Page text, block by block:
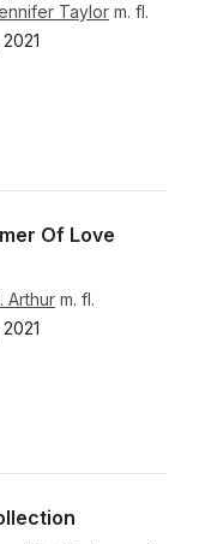
Taylor m. fl.
2021
Of Love
Arthur m. fl.
2021